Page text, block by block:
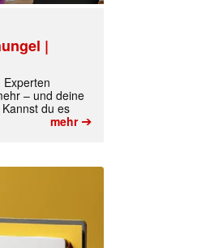
|
Experten
– und deine
du es
mehr➔